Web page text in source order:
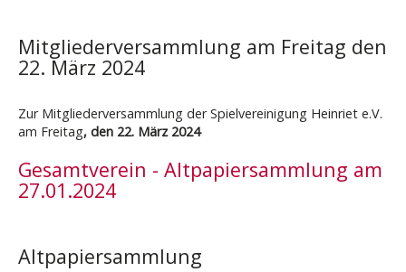
Mitgliederversammlung am Freitag den
22. März 2024
Zur Mitgliederversammlung der Spielvereinigung Heinriet e.V.
am Freitag, den 22. März 2024
Gesamtverein - Altpapiersammlung am
27.01.2024
Altpapiersammlung